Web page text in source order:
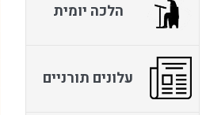
הלכה יומית
עלונים תורניים